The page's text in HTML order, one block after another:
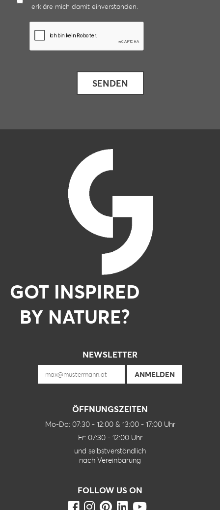
erkläre mich damit einverstanden.
GOT INSPIRED
BY NATURE?
NEWSLETTER
ÖFFNUNGSZEITEN
Mo-Do: 07:30 - 12:00 & 13:00 - 17:00 Uhr
Fr: 07:30 - 12:00 Uhr
und selbstverständlich
nach Vereinbarung
FOLLOW US ON